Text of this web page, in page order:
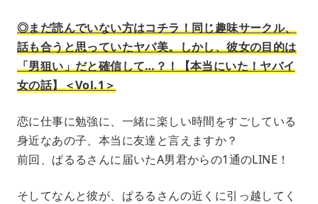
◎まだ読んでいない方はコチラ！同じ趣味サークル、
話も合うと思っていたヤバ美。しかし、彼女の目的は
「男狙い」だと確信して…？！【本当にいた！ヤバイ
女の話】＜Vol.1＞
恋に仕事に勉強に、一緒に楽しい時間をすごしている
身近なあの子、本当に友達と言えますか？
前回、ぱるるさんに届いたA男君からの1通のLINE！
そしてなんと彼が、ぱるるさんの近くに引っ越してく